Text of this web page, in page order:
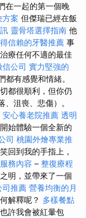
在一起的第一個晚
方案 但傑瑞已經在飯
靈骨塔選擇指南 他
信賴的牙醫推薦 事
療任何不適的最佳
公司 實力堅強的
都有感覺和情緒。
都很順利，但你仍
沮喪、悲傷）。
安心養老院推薦 透明
始體驗一個全新的
司 桃園外燴專業推
回到我的手指上，
務內容 – 整復療程
明，並帶來了一個
司推薦 營養均衡的月
解釋呢？ 多樣餐點
許我會被紅暈包